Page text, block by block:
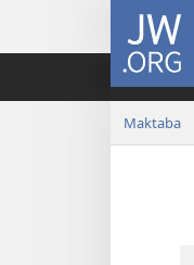
JW.ORG
Maktaba